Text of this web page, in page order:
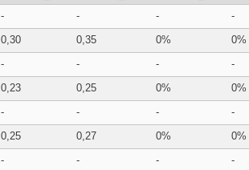
- - -
-
0,30 0,35 0%
0%
- - -
-
0,23 0,25 0%
0%
- - -
-
0,25 0,27 0%
0%
- - - -